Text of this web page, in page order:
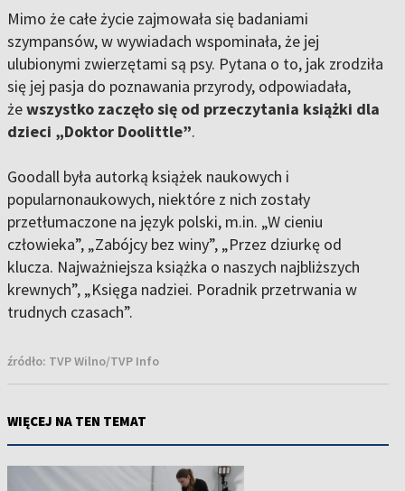
Mimo że całe życie zajmowała się badaniami
szympansów, w wywiadach wspominała, że jej
ulubionymi zwierzętami są psy. Pytana o to, jak zrodziła
się jej pasja do poznawania przyrody, odpowiadała,
żewszystko zaczęło się od przeczytania książki dla
dzieci „Doktor Doolittle”.
Goodall była autorką książek naukowych i
popularnonaukowych, niektóre z nich zostały
przetłumaczone na język polski, m.in. „W cieniu
człowieka”, „Zabójcy bez winy”, „Przez dziurkę od
klucza. Najważniejsza książka o naszych najbliższych
krewnych”, „Księga nadziei. Poradnik przetrwania w
trudnych czasach”.
źródło: TVP Wilno/TVP Info
WIĘCEJ NA TEN TEMAT